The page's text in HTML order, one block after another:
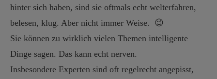
hinter sich haben, sind sie oftmals echt welterfahren,
belesen, klug. Aber nicht immer Weise. 😉
Sie können zu wirklich vielen Themen intelligente
Dinge sagen. Das kann echt nerven.
Insbesondere Experten sind oft regelrecht angepisst,